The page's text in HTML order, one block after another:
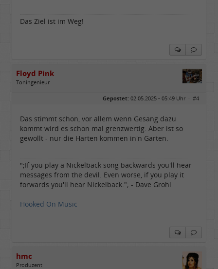
Das Ziel ist im Weg!
Floyd Pink
Toningenieur
Gepostet: 02.05.2025 - 05:49 Uhr · #4
Das stimmt schon, vor allem wenn Gesang dazu
kommt wird es schon mal grenzwertig. Aber ist so
gewollt - nur die Harten kommen in'n Garten.
";If you play a Nickelback song backwards you'll hear
messages from the devil. Even worse, if you play it
forwards you'll hear Nickelback."; - Dave Grohl
Hooked On Music
hmc
Produzent